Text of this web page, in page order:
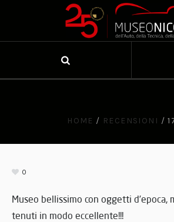
HOME / RECENSIONI /
0
Museo bellissimo con oggetti d’epoca,
tenuti in modo eccellente!!!